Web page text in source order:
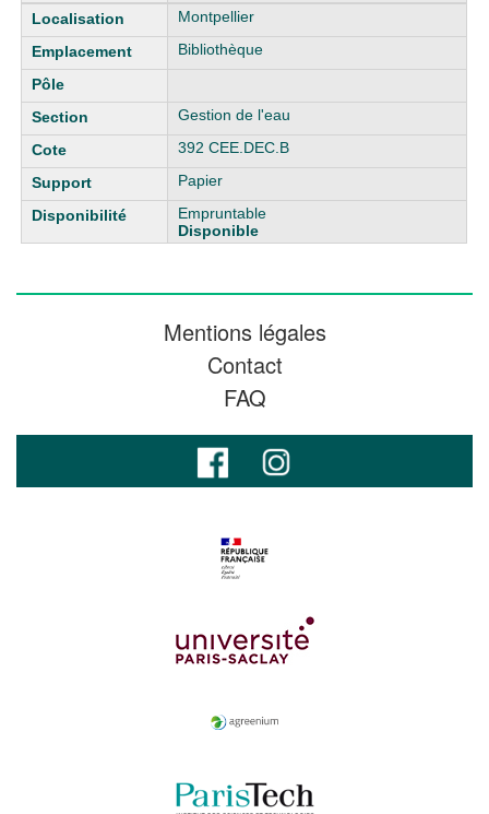
Montpellier
Bibliothèque
Gestion de l'eau
392 CEE.DEC.B
Papier
Empruntable
Disponible
Mentions légales
Contact
FAQ